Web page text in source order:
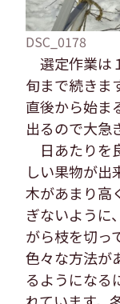
DSC_0178
選定作業は
旬まで続きま
直後から始ま
出るので大急
日あたりを
しい果物が出
木があまり高
ぎないように
がら枝を切っ
色々な方法が
るようになる